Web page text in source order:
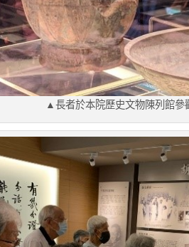
▲長者於本院歷史文物陳列館參